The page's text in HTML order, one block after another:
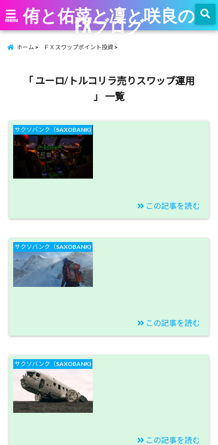
menu 侑と佑菜と凜と咲良の
FXブログ
ホーム ＦＸスワップポイント投資
「 ユーロ/トルコリラ売りスワップ運用
」 一覧
サクソバンク（SAXOBANK)
【トルコリラブログ】
そろそろユーロトルコ
リラ売りポジション追
加出撃準備に入りま
す！【今週のスワップ
この記事を読む
サクソバンク（SAXOBANK)
【トルコリラブログ】
2020年は利下げが終了
してほしい！まずはそ
こがスタート地点で
す。【今週のスワップ
投資結果】
この記事を読む
サクソバンク（SAXOBANK)
この記事を読む